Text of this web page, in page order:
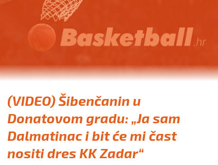
(VIDEO) Šibenčanin u
Donatovom gradu: „Ja sam
Dalmatinac i bit će mi čast
nositi dres KK Zadar“